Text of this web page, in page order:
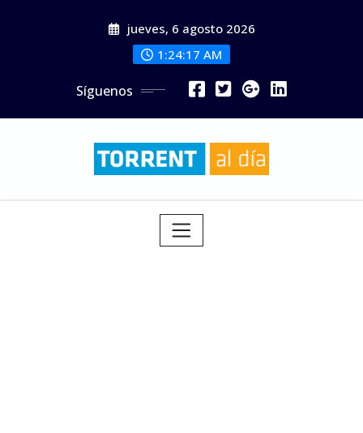
jueves, 6 agosto 2026
1:24:19 AM
Síguenos